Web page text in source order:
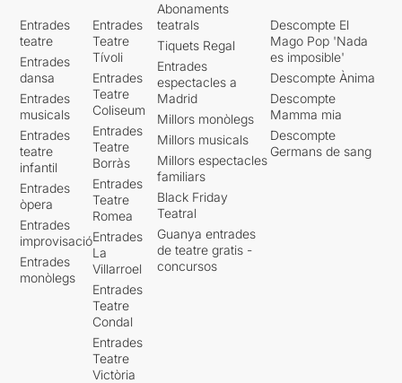
Entrades
teatre
Entrades
dansa
Entrades
musicals
Entrades
teatre
infantil
Entrades
òpera
Entrades
improvisació
Entrades
monòlegs
Entrades
Teatre
Tívoli
Entrades
Teatre
Coliseum
Entrades
Teatre
Borràs
Entrades
Teatre
Romea
Entrades
La
Villarroel
Entrades
Teatre
Condal
Entrades
Teatre
Victòria
Abonaments
teatrals
Tiquets Regal
Entrades
espectacles a
Madrid
Millors monòlegs
Millors musicals
Millors espectacles
familiars
Black Friday
Teatral
Guanya entrades
de teatre gratis -
concursos
Descompte El
Mago Pop 'Nada
es imposible'
Descompte Ànima
Descompte
Mamma mia
Descompte
Germans de sang